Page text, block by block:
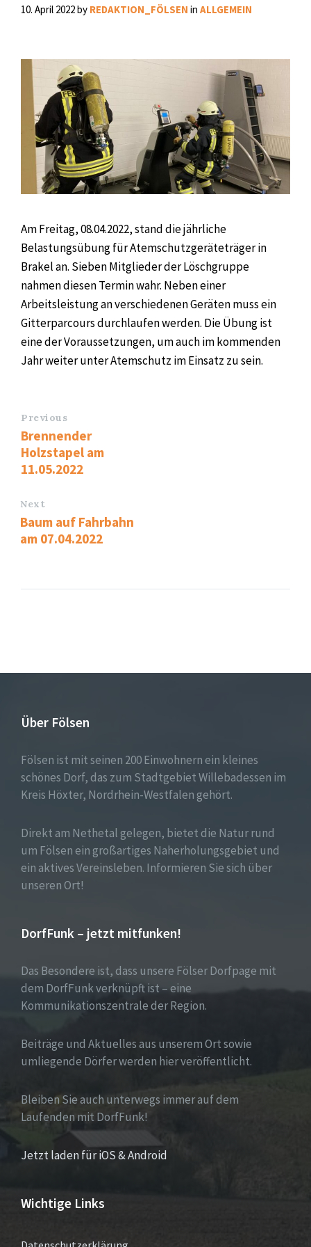
10. April 2022by REDAKTION_FÖLSEN in ALLGEMEIN
Am Freitag, 08.04.2022, stand die jährliche
Belastungsübung für Atemschutzgeräteträger in
Brakel an. Sieben Mitglieder der Löschgruppe
nahmen diesen Termin wahr. Neben einer
Arbeitsleistung an verschiedenen Geräten muss ein
Gitterparcours durchlaufen werden. Die Übung ist
eine der Voraussetzungen, um auch im kommenden
Jahr weiter unter Atemschutz im Einsatz zu sein.
Previous
Brennender
Holzstapel am
11.05.2022
Next
Baum auf Fahrbahn
am 07.04.2022
Über Fölsen
Fölsen ist mit seinen 200 Einwohnern ein kleines
schönes Dorf, das zum Stadtgebiet Willebadessen im
Kreis Höxter, Nordrhein-Westfalen gehört.
Direkt am Nethetal gelegen, bietet die Natur rund
um Fölsen ein großartiges Naherholungsgebiet und
ein aktives Vereinsleben. Informieren Sie sich über
unseren Ort!
DorfFunk – jetzt mitfunken!
Das Besondere ist, dass unsere Fölser Dorfpage mit
dem DorfFunk verknüpft ist – eine
Kommunikationszentrale der Region.
Beiträge und Aktuelles aus unserem Ort sowie
umliegende Dörfer werden hier veröffentlicht.
Bleiben Sie auch unterwegs immer auf dem
Laufenden mit DorfFunk!
Jetzt laden für iOS & Android
Wichtige Links